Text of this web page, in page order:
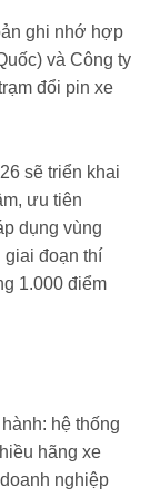
ghi nhớ hợp
và Công ty
đổi pin xe
sẽ triển khai
ưu tiên
dụng vùng
giai đoạn thí
1.000 điểm
hệ thống
hãng xe
nghiệp